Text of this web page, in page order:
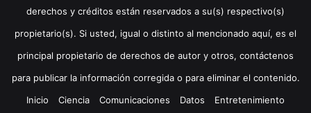
derechos y créditos están reservados a su(s) respectivo(s)
propietario(s). Si usted, igual o distinto al mencionado aquí, es el
principal propietario de derechos de autor y otros, contáctenos
para publicar la información corregida o para eliminar el contenido.
Inicio
Ciencia Comunicaciones Datos Entretenimiento